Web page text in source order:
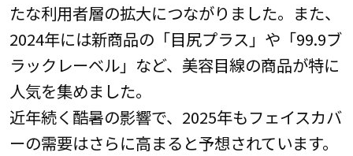
たな利用者層の拡大につながりました。また、
2024年には新商品の「目尻プラス」や「99.9ブ
ラックレーベル」など、美容目線の商品が特に
人気を集めました。
近年続く酷暑の影響で、2025年もフェイスカバ
ーの需要はさらに高まると予想されています。